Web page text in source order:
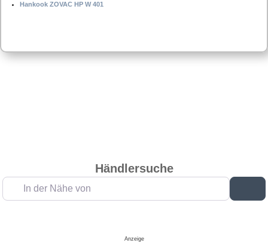
Hankook ZOVAC HP W 401
Händlersuche
In der Nähe von
Anzeige